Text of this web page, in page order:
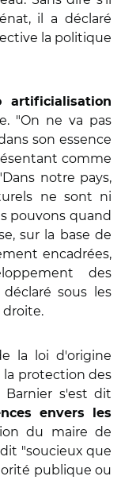
il a déclaré
la politique
artificialisation
"On ne va pas
son essence
comme
notre pays,
ne sont ni
pouvons quand
sur la base de
encadrées,
des
sous les
droite.
la loi d'origine
la protection des
Barnier s'est dit
envers les
du maire de
"soucieux que
publique ou